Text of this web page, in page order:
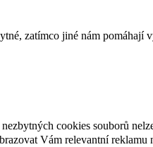
zatímco jiné nám
cookies souborů
Vám relevantní